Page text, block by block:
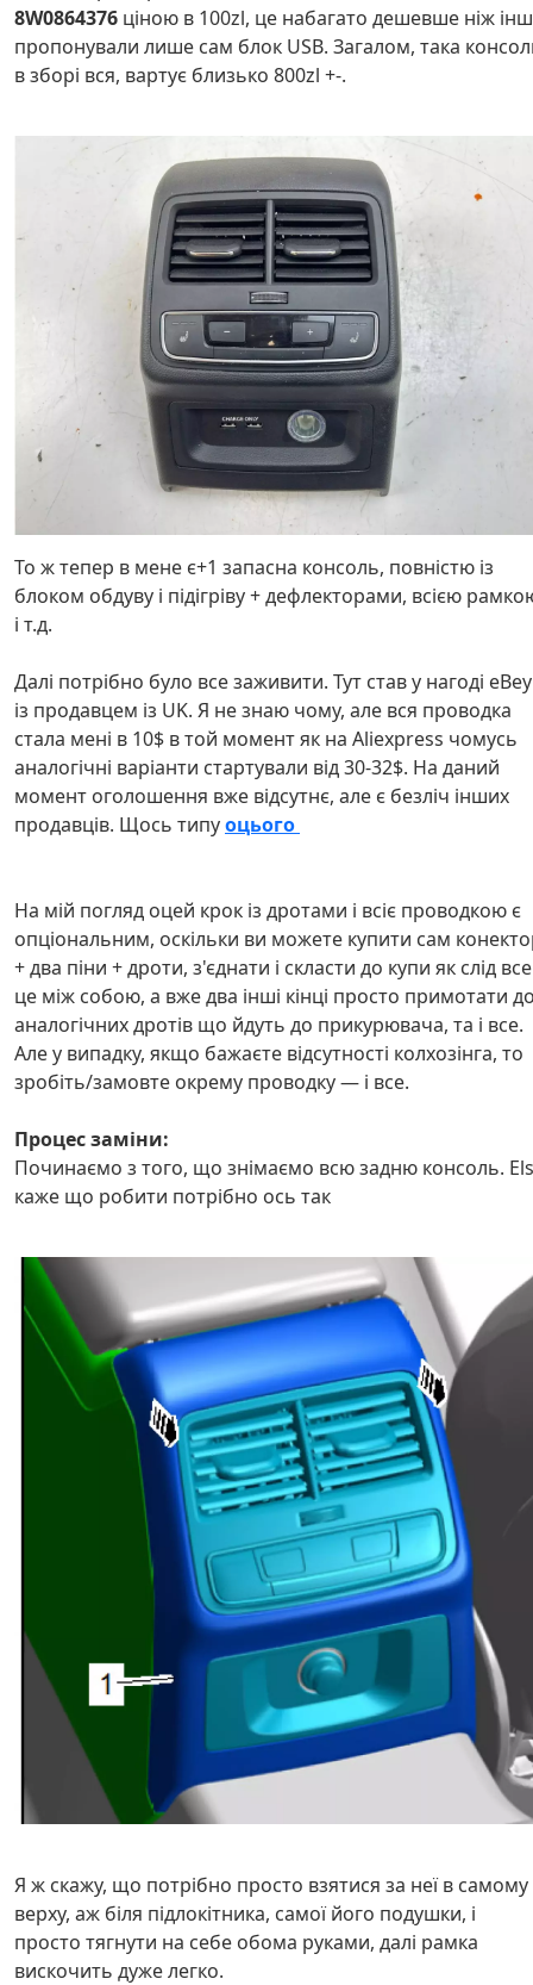
8W0864376 ціною в 100zl, це набагато дешевше ніж
пропонували лише сам блок USB. Загалом, така
в зборі вся, вартує близько 800zl +-.
То ж тепер в мене є+1 запасна консоль, повністю із
блоком обдуву і підігріву + дефлекторами, всією
і т.д.
Далі потрібно було все заживити. Тут став у нагоді eBey
із продавцем із UK. Я не знаю чому, але вся проводка
стала мені в 10$ в той момент як на Aliexpress чомусь
аналогічні варіанти стартували від 30-32$. На даний
момент оголошення вже відсутнє, але є безліч інших
продавців. Щось типуоцього
На мій погляд оцей крок із дротами і всіє проводкою є
опціональним, оскільки ви можете купити сам
+ два піни + дроти, з'єднати і скласти до купи як слід все
це між собою, а вже два інші кінці просто примотати
аналогічних дротів що йдуть до прикурювача, та і все.
Але у випадку, якщо бажаєте відсутності колхозінга, то
зробіть/замовте окрему проводку — і все.
Процес заміни:
Починаємо з того, що знімаємо всю задню консоль.
каже що робити потрібно ось так
Я ж скажу, що потрібно просто взятися за неї в самому
верху, аж біля підлокітника, самої його подушки, і
просто тягнути на себе обома руками, далі рамка
вискочить дуже легко.